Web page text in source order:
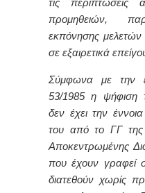
τις περιπτώσεις
προμηθειών,
εκπόνησης μελετών
σε εξαιρετικά
Σύμφωνα με την
53/1985 η ψήφιση
δεν έχει την
του από το ΓΓ της
Αποκεντρωμένης
που έχουν γραφεί
διατεθούν χωρίς